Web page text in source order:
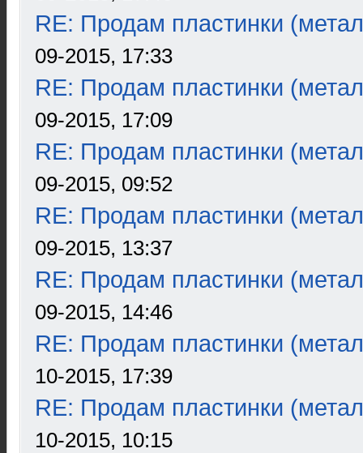
RE: Продам пластинки
09-2015, 17:33
RE: Продам пластинки
09-2015, 17:09
RE: Продам пластинки
09-2015, 09:52
RE: Продам пластинки
09-2015, 13:37
RE: Продам пластинки
09-2015, 14:46
RE: Продам пластинки
10-2015, 17:39
RE: Продам пластинки
10-2015, 10:15